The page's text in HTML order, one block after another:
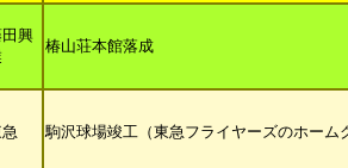
興
椿山荘本館落成
駒沢球場竣工（東急フライヤーズのホーム